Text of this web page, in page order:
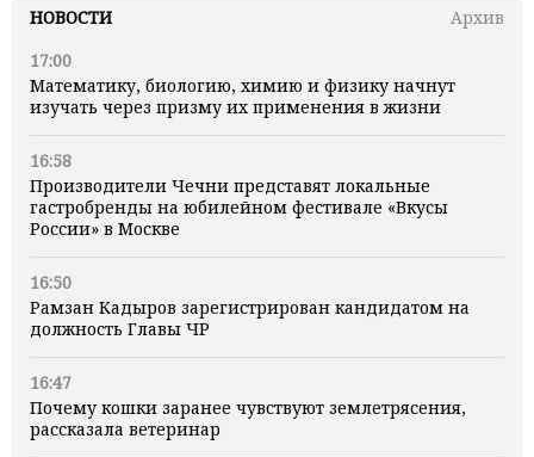
НОВОСТИ
Архив
17:00
Математику, биологию, химию и физику начнут
изучать через призму их применения в жизни
16:58
Производители Чечни представят локальные
гастробренды на юбилейном фестивале «Вкусы
России» в Москве
16:50
Рамзан Кадыров зарегистрирован кандидатом на
должность Главы ЧР
16:47
Почему кошки заранее чувствуют землетрясения,
рассказала ветеринар